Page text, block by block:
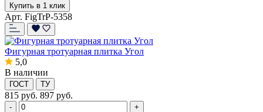
Купить в 1 клик
Арт. FigTrP-5358
Фигурная тротуарная плитка Угол
5,0
В наличии
ГОСТ ТУ
815 руб. 897 руб.
-
+